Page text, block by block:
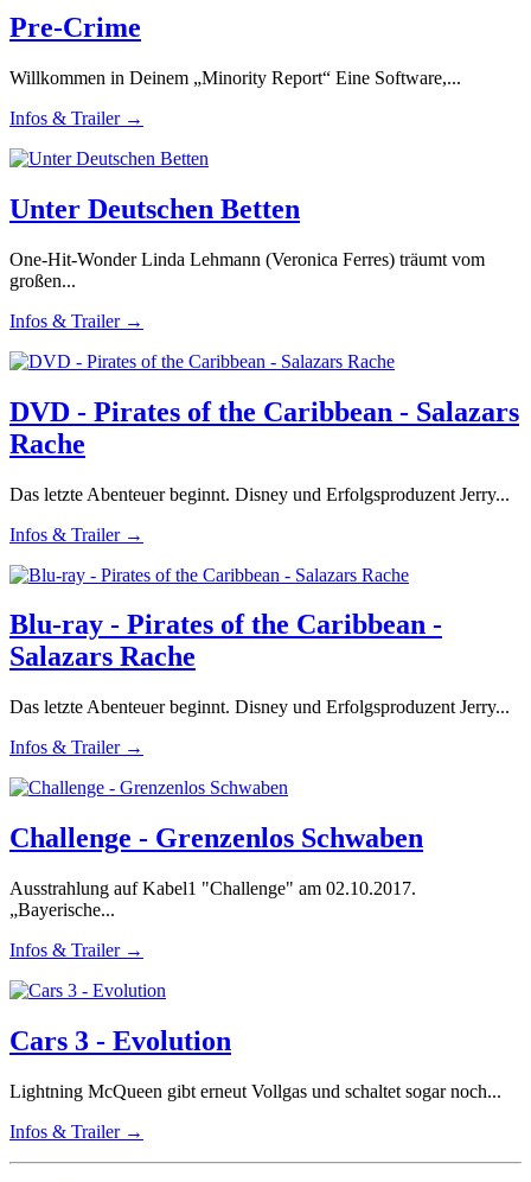
Pre-Crime
Willkommen in Deinem „Minority Report“ Eine Software,...
Infos & Trailer →
Unter Deutschen Betten
One-Hit-Wonder Linda Lehmann (Veronica Ferres) träumt vom
großen...
Infos & Trailer →
DVD - Pirates of the Caribbean - Salazars
Rache
Das letzte Abenteuer beginnt. Disney und Erfolgsproduzent Jerry...
Infos & Trailer →
Blu-ray - Pirates of the Caribbean -
Salazars Rache
Das letzte Abenteuer beginnt. Disney und Erfolgsproduzent Jerry...
Infos & Trailer →
Challenge - Grenzenlos Schwaben
Ausstrahlung auf Kabel1 "Challenge" am 02.10.2017.
„Bayerische...
Infos & Trailer →
Cars 3 - Evolution
Lightning McQueen gibt erneut Vollgas und schaltet sogar noch...
Infos & Trailer →